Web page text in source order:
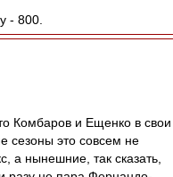
- 800.
Комбаров и Ещенко в свои
сезоны это совсем не
а нынешние, так сказать,